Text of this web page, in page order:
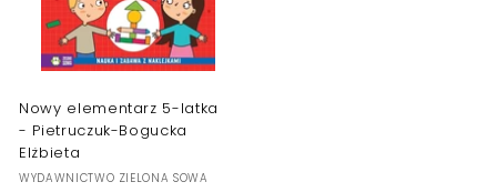
r
Nowy elementarz 5-latka
- Pietruczuk-Bogucka
Elżbieta
WYDAWNICTWO ZIELONA SOWA